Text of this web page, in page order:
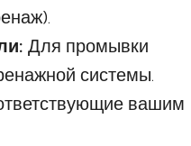
Для промывки
системы.
вашим